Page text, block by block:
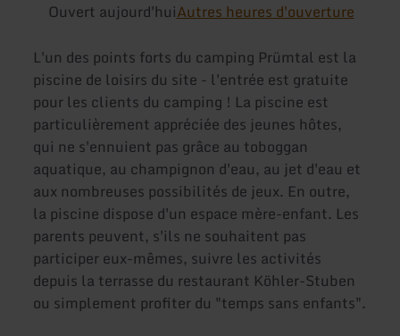
Ouvert aujourd'huiAutres heures d'ouverture
L'un des points forts du camping Prümtal est la
piscine de loisirs du site - l'entrée est gratuite
pour les clients du camping ! La piscine est
particulièrement appréciée des jeunes hôtes,
qui ne s'ennuient pas grâce au toboggan
aquatique, au champignon d'eau, au jet d'eau et
aux nombreuses possibilités de jeux. En outre,
la piscine dispose d'un espace mère-enfant. Les
parents peuvent, s'ils ne souhaitent pas
participer eux-mêmes, suivre les activités
depuis la terrasse du restaurant Köhler-Stuben
ou simplement profiter du "temps sans enfants".